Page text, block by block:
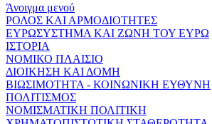
Άνοιγμα μενού
ΡΟΛΟΣ ΚΑΙ ΑΡΜΟΔΙΟΤΗΤΕΣ
ΕΥΡΩΣΥΣΤΗΜΑ ΚΑΙ ΖΩΝΗ ΤΟΥ ΕΥΡΩ
ΙΣΤΟΡΙΑ
ΝΟΜΙΚΟ ΠΛΑΙΣΙΟ
ΔΙΟΙΚΗΣΗ ΚΑΙ ΔΟΜΗ
ΒΙΩΣΙΜΟΤΗΤΑ - ΚΟΙΝΩΝΙΚΗ ΕΥΘΥΝΗ
ΠΟΛΙΤΙΣΜΟΣ
ΝΟΜΙΣΜΑΤΙΚΗ ΠΟΛΙΤΙΚΗ